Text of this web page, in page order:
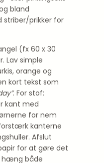
bland
striber/prikker for
(fx 60 x 30
Lav simple
orange og
kort tekst som
. For stof:
kant med
for nem
kanterne
Afslut
for at gøre det
hæng både